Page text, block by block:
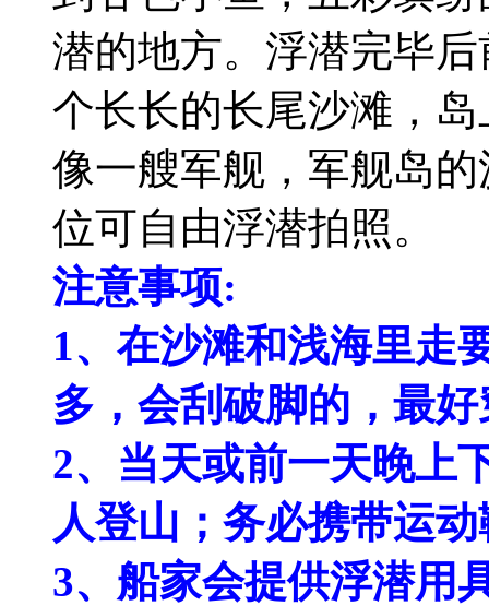
潜的地方。浮潜完毕后
个长长的长尾沙滩，
像一艘军舰，军舰岛
位可自由浮潜拍照。
注意事项:
1、在沙滩和浅海里走
多，会刮破脚的，最
2、当天或前一天晚上
人登山；务必携带运
3、船家会提供浮潜用